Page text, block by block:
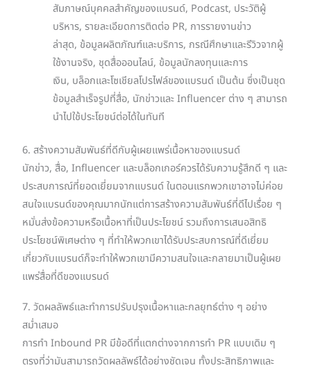
สัมภาษณ์บุคคลสำคัญของแบรนด์, Podcast, ประวัติผู้
บริหาร, รายละเอียดการติดต่อ PR, การรายงานข่าว
ล่าสุด, ข้อมูลผลิตภัณฑ์และบริการ, กรณีศึกษาและรีวิวจากผู้
ใช้งานจริง, ชุดสื่อออนไลน์, ข้อมูลนักลงทุนและการ
เงิน, บล็อกและโซเชียลโปรไฟล์ของแบรนด์ เป็นต้น ซึ่งเป็นชุด
ข้อมูลสำเร็จรูปที่สื่อ, นักข่าวและ Influencer ต่าง ๆ สามารถ
นำไปใช้ประโยชน์ต่อได้ในทันที
6. สร้างความสัมพันธ์ที่ดีกับผู้เผยแพร่เนื้อหาของแบรนด์
นักข่าว, สื่อ, Influencer และบล็อกเกอร์ควรได้รับความรู้สึกดี ๆ และ
ประสบการณ์ที่ยอดเยี่ยมจากแบรนด์ ในตอนแรกพวกเขาอาจไม่ค่อย
สนใจแบรนด์ของคุณมากนักแต่การสร้างความสัมพันธ์ที่ดีไปเรื่อย ๆ
หมั่นส่งข้อความหรือเนื้อหาที่เป็นประโยชน์ รวมถึงการเสนอสิทธิ
ประโยชน์พิเศษต่าง ๆ ที่ทำให้พวกเขาได้รับประสบการณ์ที่ดีเยี่ยม
เกี่ยวกับแบรนด์ก็จะทำให้พวกเขามีความสนใจและกลายมาเป็นผู้เผย
แพร่สื่อที่ดีของแบรนด์
7. วัดผลลัพธ์และทำการปรับปรุงเนื้อหาและกลยุทธ์ต่าง ๆ อย่าง
สม่ำเสมอ
การทำ Inbound PR มีข้อดีที่แตกต่างจากการทำ PR แบบเดิม ๆ
ตรงที่ว่ามันสามารถวัดผลลัพธ์ได้อย่างชัดเจน ทั้งประสิทธิภาพและ